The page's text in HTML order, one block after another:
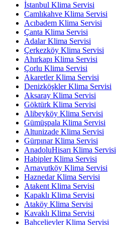
İstanbul Klima Servisi
Camlıkahve Klima Servisi
Acıbadem Klima Servisi
Çanta Klima Servisi
Adalar Klima Servisi
Çerkezköy Klima Servisi
Ahırkapı Klima Servisi
Çorlu Klima Servisi
Akaretler Klima Servisi
Denizköşkler Klima Servisi
Aksaray Klima Servisi
Göktürk Klima Servisi
Alibeyköy Klima Servisi
Gümüşpala Klima Servisi
Altunizade Klima Servisi
Gürpınar Klima Servisi
AnadoluHisarı Klima Servisi
Habipler Klima Servisi
Arnavutköy Klima Servisi
Haznedar Klima Servisi
Atakent Klima Servisi
Kapaklı Klima Servisi
Ataköy Klima Servisi
Kavaklı Klima Servisi
Bahçelievler Klima Servisi